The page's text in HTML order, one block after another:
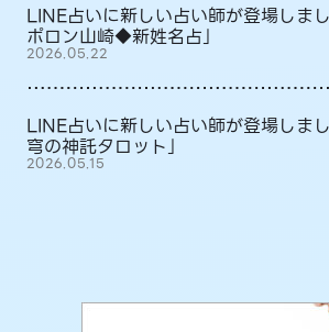
LINE占いに新しい占い師が登場しま
ポロン山崎◆新姓名占」
2026.05.22
LINE占いに新しい占い師が登場しま
穹の神託タロット」
2026.05.15